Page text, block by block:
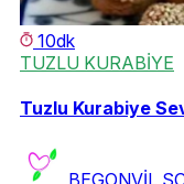
10dk
TUZLU KURABİYE
Tuzlu Kurabiye